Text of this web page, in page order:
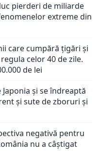
pierderi de miliarde
extreme din
care cumpără țigări și
celor 40 de zile.
de lei
și se îndreaptă
și sute de zboruri și
negativă pentru
nu a câștigat